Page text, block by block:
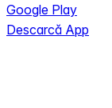
Google Play
Descarcă App